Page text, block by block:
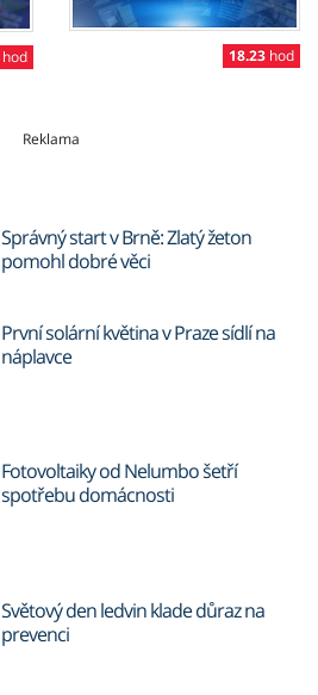
hod 18.23 hod
Reklama
Správný start v Brně: Zlatý žeton
pomohl dobré věci
První solární květina v Praze sídlí na
náplavce
Fotovoltaiky od Nelumbo šetří
spotřebu domácnosti
Světový den ledvin klade důraz na
prevenci